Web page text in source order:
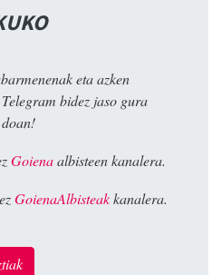
eta azken
bidez jaso gura
Goienaalbisteen kanalera.
GoienaAlbisteakkanalera.